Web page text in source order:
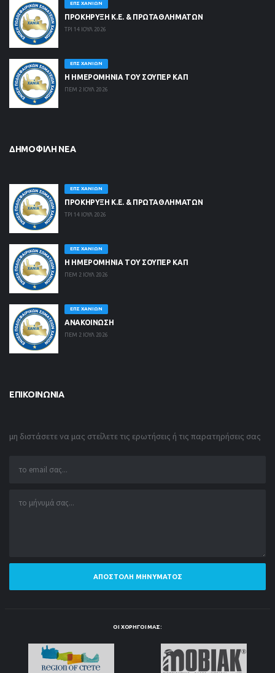
ΕΠΣ ΧΑΝΊΩΝ
ΠΡΟΚΗΡΥΞΗ Κ.Ε. & ΠΡΩΤΑΘΛΗΜΑΤΩΝ
ΤΡΙ 14 ΙΟΥΛ 2026
ΕΠΣ ΧΑΝΊΩΝ
Η ΗΜΕΡΟΜΗΝΙΑ ΤΟΥ ΣΟΥΠΕΡ ΚΑΠ
ΠΕΜ 2 ΙΟΥΛ 2026
ΔΗΜΟΦΙΛΉ ΝΈΑ
ΕΠΣ ΧΑΝΊΩΝ
ΠΡΟΚΗΡΥΞΗ Κ.Ε. & ΠΡΩΤΑΘΛΗΜΑΤΩΝ
ΤΡΙ 14 ΙΟΥΛ 2026
ΕΠΣ ΧΑΝΊΩΝ
Η ΗΜΕΡΟΜΗΝΙΑ ΤΟΥ ΣΟΥΠΕΡ ΚΑΠ
ΠΕΜ 2 ΙΟΥΛ 2026
ΕΠΣ ΧΑΝΊΩΝ
ΑΝΑΚΟΙΝΩΣΗ
ΠΕΜ 2 ΙΟΥΛ 2026
ΕΠΙΚΟΙΝΩΝΊΑ
μη διστάσετε να μας στείλετε τις ερωτήσεις ή τις παρατηρήσεις σας
ΑΠΟΣΤΟΛΉ ΜΗΝΎΜΑΤΟΣ
ΟΙ ΧΟΡΗΓΟΊ ΜΑΣ: